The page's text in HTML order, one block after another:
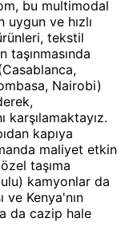
bu multimodal
ve hızlı
tekstil
taşınmasında
Nairobi)
karşılamaktayız.
kapıya
maliyet etkin
taşıma
kamyonlar da
ve Kenya'nın
da cazip hale